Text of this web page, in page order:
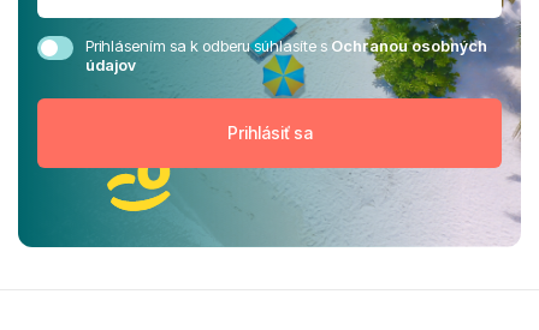
Prihlásením sa k odberu súhlasíte sOchranou osobných
údajov